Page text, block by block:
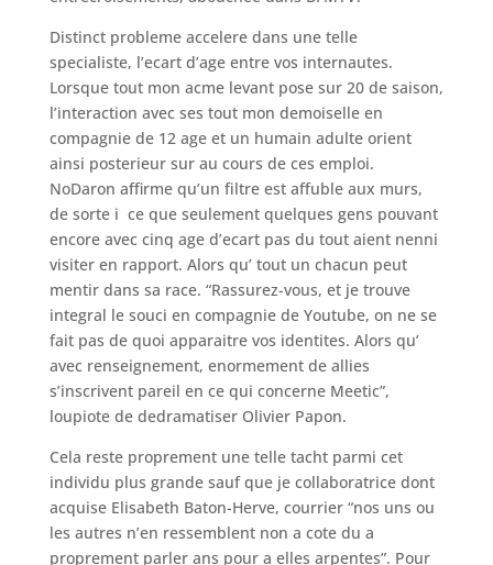
Distinct probleme accelere dans une telle
specialiste, l’ecart d’age entre vos internautes.
Lorsque tout mon acme levant pose sur 20 de saison,
l’interaction avec ses tout mon demoiselle en
compagnie de 12 age et un humain adulte orient
ainsi posterieur sur au cours de ces emploi.
NoDaron affirme qu’un filtre est affuble aux murs,
de sorte i ce que seulement quelques gens pouvant
encore avec cinq age d’ecart pas du tout aient nenni
visiter en rapport. Alors qu’ tout un chacun peut
mentir dans sa race. “Rassurez-vous, et je trouve
integral le souci en compagnie de Youtube, on ne se
fait pas de quoi apparaitre vos identites. Alors qu’
avec renseignement, enormement de allies
s’inscrivent pareil en ce qui concerne Meetic”,
loupiote de dedramatiser Olivier Papon.
Cela reste proprement une telle tacht parmi cet
individu plus grande sauf que je collaboratrice dont
acquise Elisabeth Baton-Herve, courrier “nos uns ou
les autres n’en ressemblent non a cote du a
proprement parler ans pour a elles arpentes”. Pour